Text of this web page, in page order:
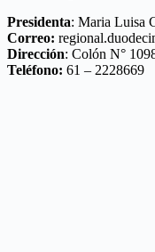
Presidenta: Maria Luisa
Correo:
Dirección: Colón N°
Teléfono: 61 – 2228669